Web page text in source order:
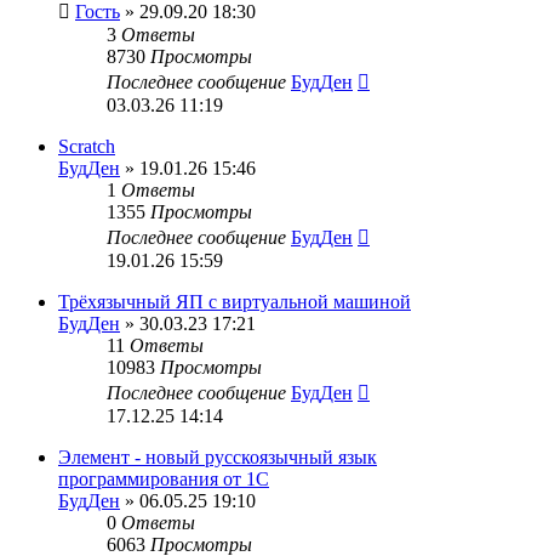
Гость » 29.09.20 18:30
3 Ответы
8730 Просмотры
Последнее сообщение БудДен
03.03.26 11:19
Scratch
БудДен » 19.01.26 15:46
1 Ответы
1355 Просмотры
Последнее сообщение БудДен
19.01.26 15:59
Трёхязычный ЯП с виртуальной машиной
БудДен » 30.03.23 17:21
11 Ответы
10983 Просмотры
Последнее сообщение БудДен
17.12.25 14:14
Элемент - новый русскоязычный язык
программирования от 1С
БудДен » 06.05.25 19:10
0 Ответы
6063 Просмотры